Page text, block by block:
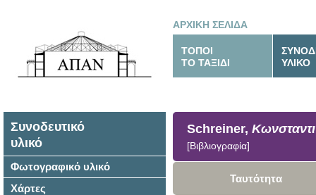
ΑΡΧΙΚΗ ΣΕΛΙΔΑ
ΤΟΠΟΙ
ΤΟ ΤΑΞΙΔΙ
ΥΛΙΚΟ
Συνοδευτικό
υλικό
Φωτογραφικό υλικό
Χάρτες
Schreiner,
[Βιβλιογραφία]
Ταυτότητα